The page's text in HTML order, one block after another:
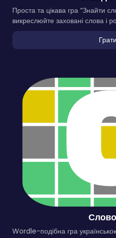
Проста та цікава гра “Знайти
викреслюйте заховані слова і
Грати
Wordle-подібна гра